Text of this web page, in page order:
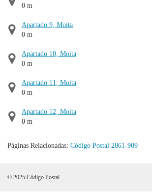
0 m
Apartado 9, Moita
0 m
Apartado 10, Moita
0 m
Apartado 11, Moita
0 m
Apartado 12, Moita
0 m
Páginas Relacionadas: Código Postal 2861-909
© 2025 Código Postal